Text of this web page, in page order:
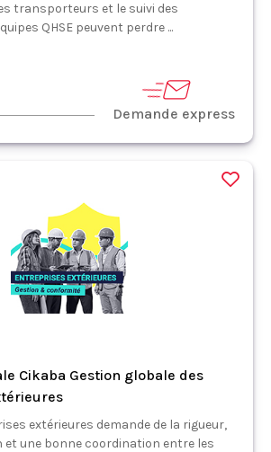
transporteurs et le suivi des
QHSE peuvent perdre ...
Demande express
Cikaba Gestion globale des
extérieures demande de la rigueur,
et une bonne coordination entre les